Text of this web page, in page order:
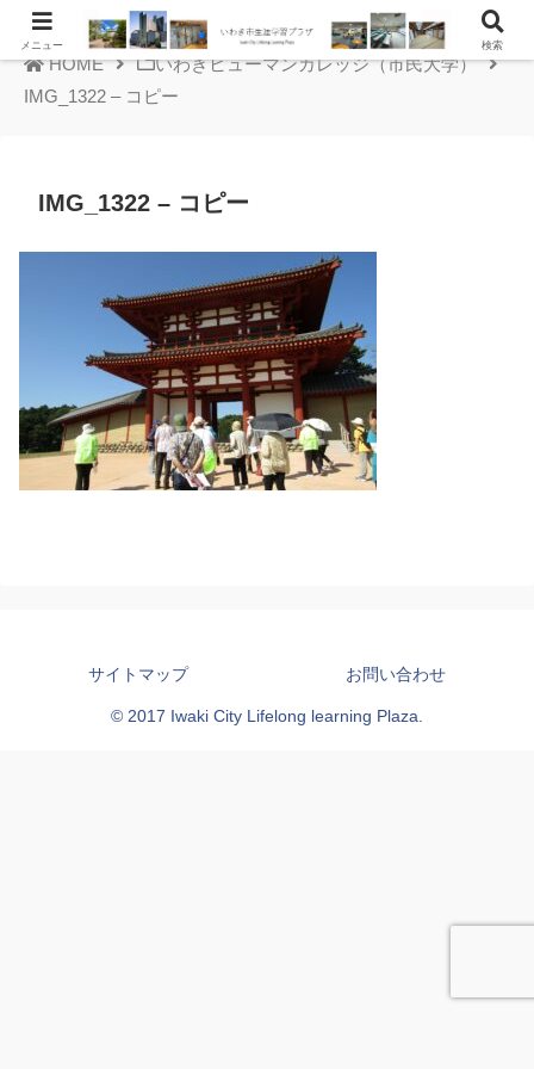
HOME
いわきヒューマンカレッジ（市民大学）
IMG_1322 – コピー
IMG_1322 – コピー
サイトマップ お問い合わせ
© 2017 Iwaki City Lifelong learning Plaza.
メニュー 検索